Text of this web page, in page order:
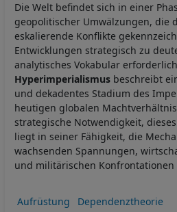
Die Welt befindet sich in einer
geopolitischer Umwälzungen, die
eskalierende Konflikte
Entwicklungen strategisch zu
analytisches Vokabular
Hyperimperialismus beschreibt
und dekadentes Stadium des
heutigen globalen
strategische Notwendigkeit,
liegt in seiner Fähigkeit, die
wachsenden Spannungen,
und militärischen Konfrontationen
Aufrüstung
Dependenztheorie